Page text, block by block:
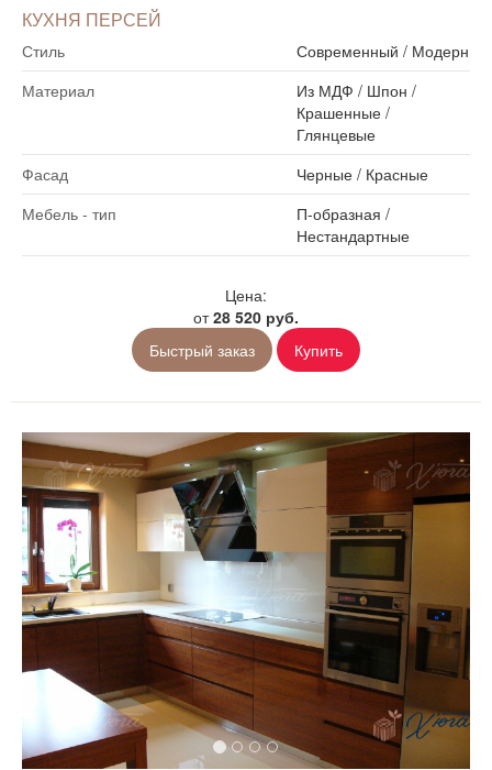
КУХНЯ ПЕРСЕЙ
Стиль Современный / Модерн
Материал
Из МДФ / Шпон /
Крашенные/
Глянцевые
Фасад
Черные/ Красные
Мебель - тип
П-образная /
Нестандартные
Цена:
от28 520 руб.
Быстрый заказ
Купить